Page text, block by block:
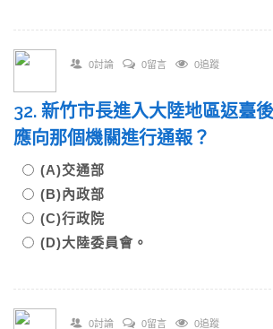
0討論 0留言 0追蹤
32. 新竹市長進入大陸地區返臺後
應向那個機關進行通報？
(A)交通部
(B)內政部
(C)行政院
(D)大陸委員會。
0討論 0留言 0追蹤